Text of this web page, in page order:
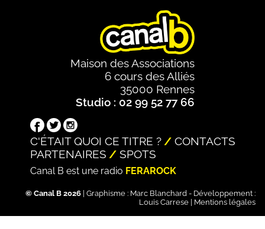
Maison des Associations
6 cours des Alliés
35000 Rennes
Studio : 02 99 52 77 66
C'ÉTAIT QUOI CE TITRE ?
CONTACTS
PARTENAIRES
SPOTS
Canal B est une radio FERAROCK
© Canal B 2026 | Graphisme : Marc Blanchard - Développement :
Louis Carrese
Mentions légales